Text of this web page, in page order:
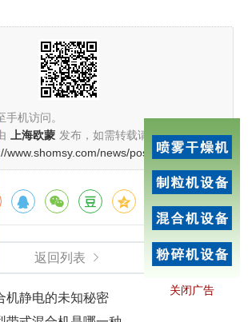
粉碎工作也是一项重要的工作，所
机，减轻了这一行工人的负担。令人欣
化和人们需求的变化，机械混合机开始
些需要服用中药的市民开始购买小型机
上，机械混合机的销售也很受欢迎，各
克到1000克不等。可以根据自己的需
咖啡豆的电机，现在犹豫买不买机械
磨绿豆，红豆，阿胶，人参补剂。风扇
器、汽水混合器、净化空调、乳化机、
游戏里玩药物提炼。
机访问。
上海欧蒙 发布，如需转载请注明出处。
www.shomsy.com/news/post/238.html
返回列表
机静电的未知秘密
关闭广告